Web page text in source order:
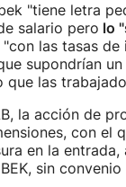
"tiene letra
salario pero lo
las tasas
supondrían
las
la acción de
con el
en la
sin